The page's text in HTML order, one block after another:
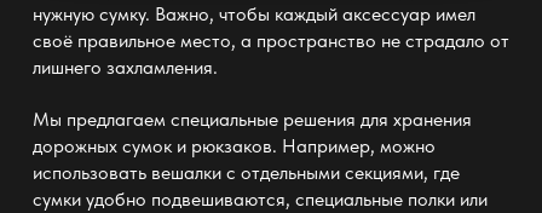
нужную сумку. Важно, чтобы каждый аксессуар имел
своё правильное место, а пространство не страдало от
лишнего захламления.
Мы предлагаем специальные решения для хранения
дорожных сумок и рюкзаков. Например, можно
использовать вешалки с отдельными секциями, где
сумки удобно подвешиваются, специальные полки или